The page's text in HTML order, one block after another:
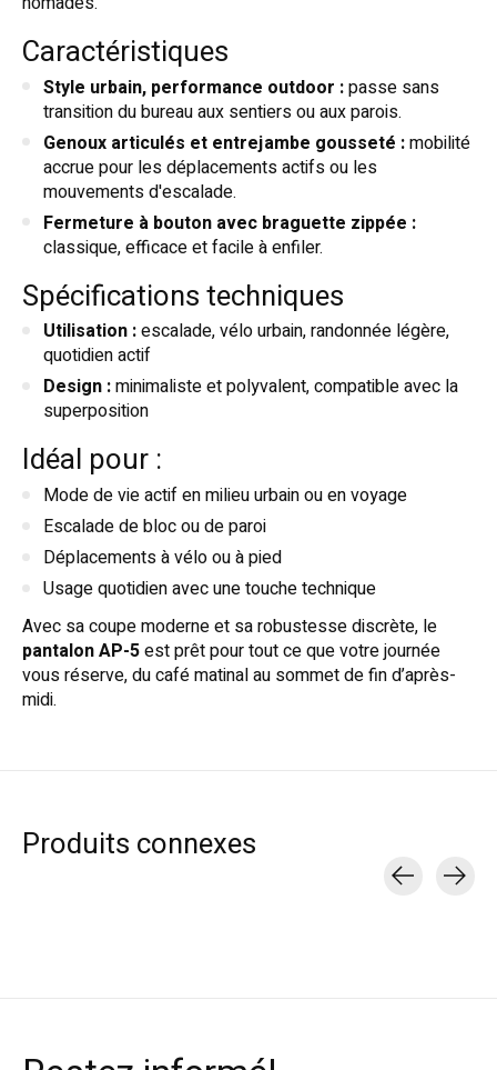
Caractéristiques
Style urbain, performance outdoor :passe sans
transition du bureau aux sentiers ou aux parois.
Genoux articulés et entrejambe gousseté :mobilité
accrue pour les déplacements actifs ou les
mouvements d'escalade.
Fermeture à bouton avec braguette zippée :
classique, efficace et facile à enfiler.
Spécifications techniques
Utilisation :escalade, vélo urbain, randonnée légère,
quotidien actif
Design :minimaliste et polyvalent, compatible avec la
superposition
Idéal pour :
Mode de vie actif en milieu urbain ou en voyage
Escalade de bloc ou de paroi
Déplacements à vélo ou à pied
Usage quotidien avec une touche technique
Avec sa coupe moderne et sa robustesse discrète, le
pantalon AP-5est prêt pour tout ce que votre journée
vous réserve, du café matinal au sommet de fin d’après-
midi.
Produits connexes